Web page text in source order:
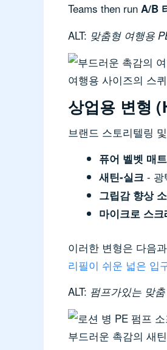
Teams then run A/B
ALT: 맞춤형 여행용
여행용 사이즈의 스
상업용 변형
브랜드 스토리텔링
퓨어 벨벳 매트
새틴-실크 - 광
그립감 향상
마이크로 스크
이러한 변형은 다음
리필이 쉬운 넓은 입
ALT: 펌프가있는 맞
부드러운 촉감의 새